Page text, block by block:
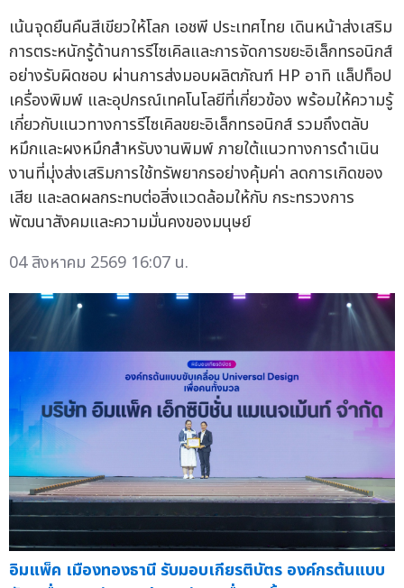
เน้นจุดยืนคืนสีเขียวให้โลก เอชพี ประเทศไทย เดินหน้าส่งเสริม
การตระหนักรู้ด้านการรีไซเคิลและการจัดการขยะอิเล็กทรอนิกส์
อย่างรับผิดชอบ ผ่านการส่งมอบผลิตภัณฑ์ HP อาทิ แล็ปท็อป
เครื่องพิมพ์ และอุปกรณ์เทคโนโลยีที่เกี่ยวข้อง พร้อมให้ความรู้
เกี่ยวกับแนวทางการรีไซเคิลขยะอิเล็กทรอนิกส์ รวมถึงตลับ
หมึกและผงหมึกสำหรับงานพิมพ์ ภายใต้แนวทางการดำเนิน
งานที่มุ่งส่งเสริมการใช้ทรัพยากรอย่างคุ้มค่า ลดการเกิดของ
เสีย และลดผลกระทบต่อสิ่งแวดล้อมให้กับ กระทรวงการ
พัฒนาสังคมและความมั่นคงของมนุษย์
04 สิงหาคม 2569 16:07 น.
อิมแพ็ค เมืองทองธานี รับมอบเกียรติบัตร องค์กรต้นแบบ